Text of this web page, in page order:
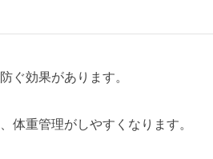
ぐ効果があります。
体重管理がしやすくなります。